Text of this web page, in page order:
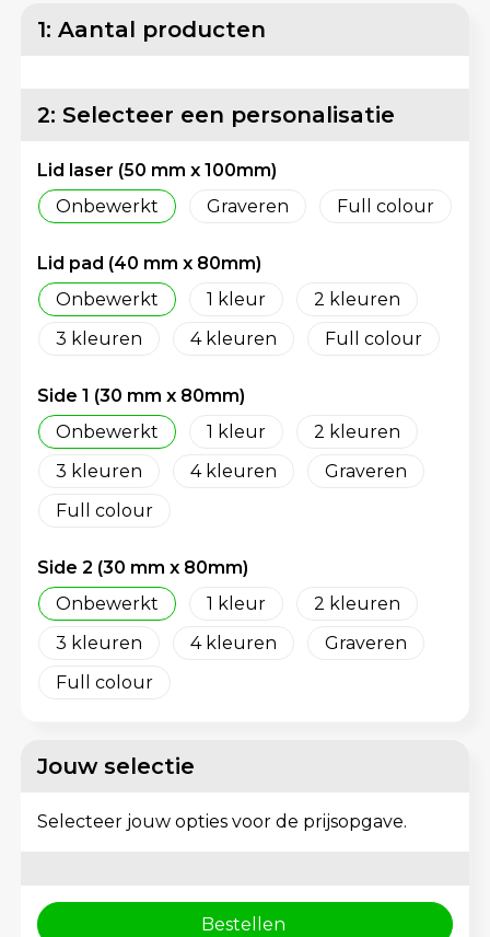
Opvouwbare tassen
Papieren tassen
Picknicktassen en manden
Promotietassen bedrukken
Reistassen
Reistassensets
Rugzakken
Sporttassen
Strandtassen
Waterbestendige tassen
Tablettassen
Goodiebags bedrukken
Schorten en Sloven
Sweaters
T-Shirts
Veiligheidsvesten en Veiligheidshesjes
Vesten
Gereedschap
Schoenen
1: Aantal producten
2: Selecteer een personalisatie
Lid laser (50 mm x 100mm)
Onbewerkt
Graveren Full colour
Lid pad (40 mm x 80mm)
Onbewerkt
1
2
3
4 Full colour
Side 1 (30 mm x 80mm)
Onbewerkt
1
2
3
4
Graveren
Full colour
Side 2 (30 mm x 80mm)
Onbewerkt
1
2
3
4
Graveren
Full colour
Jouw selectie
Selecteer jouw opties voor de prijsopgave.
Bestellen